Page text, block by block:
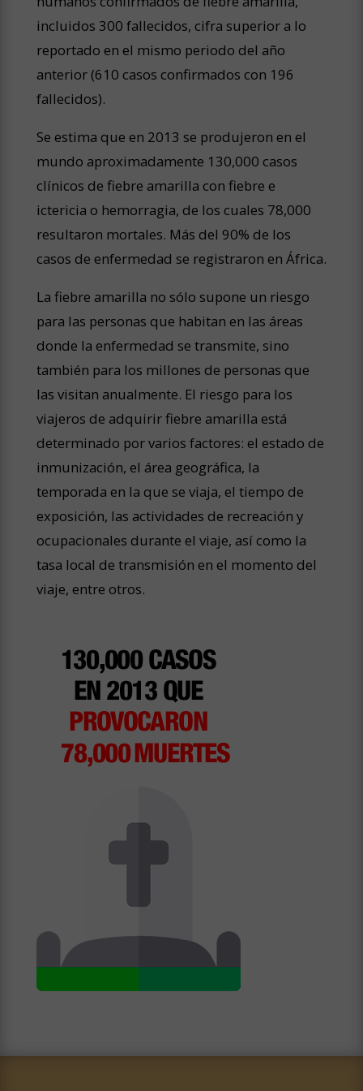
incluidos 300 fallecidos, cifra superior a lo
reportado en el mismo periodo del año
anterior (610 casos confirmados con 196
fallecidos).
Se estima que en 2013 se produjeron en el
mundo aproximadamente 130,000 casos
clínicos de fiebre amarilla con fiebre e
ictericia o hemorragia, de los cuales 78,000
resultaron mortales. Más del 90% de los
casos de enfermedad se registraron en África.
La fiebre amarilla no sólo supone un riesgo
para las personas que habitan en las áreas
donde la enfermedad se transmite, sino
también para los millones de personas que
las visitan anualmente. El riesgo para los
viajeros de adquirir fiebre amarilla está
determinado por varios factores: el estado de
inmunización, el área geográfica, la
temporada en la que se viaja, el tiempo de
exposición, las actividades de recreación y
ocupacionales durante el viaje, así como la
tasa local de transmisión en el momento del
viaje, entre otros.